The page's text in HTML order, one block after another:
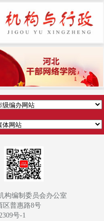
构编制委员会办公室
区普惠路8号
号-1